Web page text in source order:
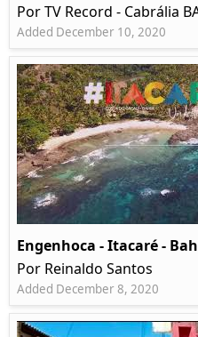
Por TV Record - Cabrália
Added December 10, 2020
Engenhoca - Itacaré -
Por Reinaldo Santos
Added December 8, 2020